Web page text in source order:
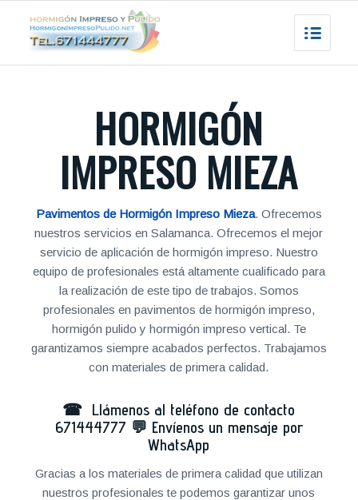
HORMIGÓN
IMPRESO MIEZA
Pavimentos de Hormigón Impreso Mieza. Ofrecemos
nuestros servicios en Salamanca. Ofrecemos el mejor
servicio de aplicación de hormigón impreso. Nuestro
equipo de profesionales está altamente cualificado para
la realización de este tipo de trabajos. Somos
profesionales en pavimentos de hormigón impreso,
hormigón pulido y hormigón impreso vertical. Te
garantizamos siempre acabados perfectos. Trabajamos
con materiales de primera calidad.
☎ Llámenos al teléfono de contacto
671444777 💬 Envíenos un mensaje por
WhatsApp
Gracias a los materiales de primera calidad que utilizan
nuestros profesionales te podemos garantizar unos